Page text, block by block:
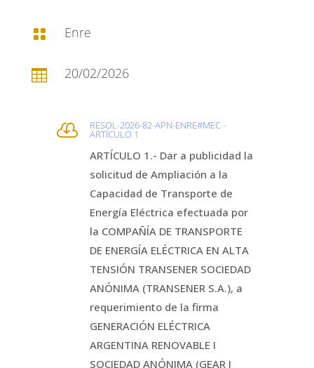
 Enre
 20/02/2026
 RESOL-2026-82-APN-ENRE#MEC -
ARTÍCULO 1
ARTÍCULO 1.- Dar a publicidad la
solicitud de Ampliación a la
Capacidad de Transporte de
Energía Eléctrica efectuada por
la COMPAÑÍA DE TRANSPORTE
DE ENERGÍA ELÉCTRICA EN ALTA
TENSIÓN TRANSENER SOCIEDAD
ANÓNIMA (TRANSENER S.A.), a
requerimiento de la firma
GENERACIÓN ELÉCTRICA
ARGENTINA RENOVABLE I
SOCIEDAD ANÓNIMA (GEAR I